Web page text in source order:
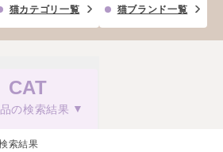
猫カテゴリ一覧 猫ブランド一覧
CAT
の検索結果
索結果